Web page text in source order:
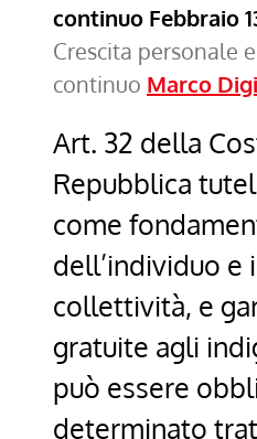
continuo Febbraio
Crescita personale
continuo Marco
Art. 32 della
Repubblica
come
dell’individuo e
collettività, e
gratuite agli
può essere
determinato